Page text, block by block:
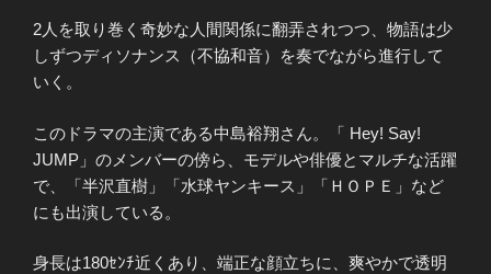
2人を取り巻く奇妙な人間関係に翻弄されつつ、物語は少
しずつディソナンス（不協和音）を奏でながら進行して
いく。
このドラマの主演である中島裕翔さん。「 Hey! Say!
JUMP」のメンバーの傍ら、モデルや俳優とマルチな活躍
で、「半沢直樹」「水球ヤンキース」「ＨＯＰＥ」など
にも出演している。
身長は180ｾﾝﾁ近くあり、端正な顔立ちに、爽やかで透明